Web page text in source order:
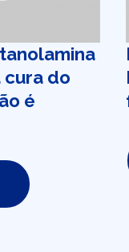
cura do
é